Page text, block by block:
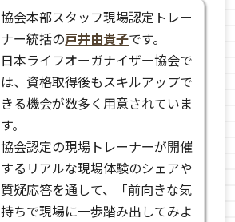
協会本部スタッフ現場認定トレー
ナー統括の戸井由貴子です。
日本ライフオーガナイザー協会で
は、資格取得後もスキルアップで
きる機会が数多く用意されていま
す。
協会認定の現場トレーナーが開催
するリアルな現場体験のシェアや
質疑応答を通して、「前向きな気
持ちで現場に一歩踏み出してみよ